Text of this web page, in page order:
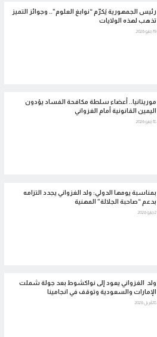
رئيس الجمهورية يُكرّم “نوابغ العلوم”.. وجوائز التميز
تذهب لهذه الولايات
19 مايو 2026
موريتانيا.. أعضاء سلطة مكافحة الفساد يؤدون
اليمين القانونية أمام الغزواني
18 مايو 2026
بمناسبة يومها الدولي: ولد الغزواني يجدد التزامه
بدعم “صاحبة الجلالة” المهنية
2 مايو 2026
ولد الغزواني يعود إلى نواكشوط بعد جولة شملت
الإمارات والسعودية وتوقف في انجامينا
28 أبريل 2026